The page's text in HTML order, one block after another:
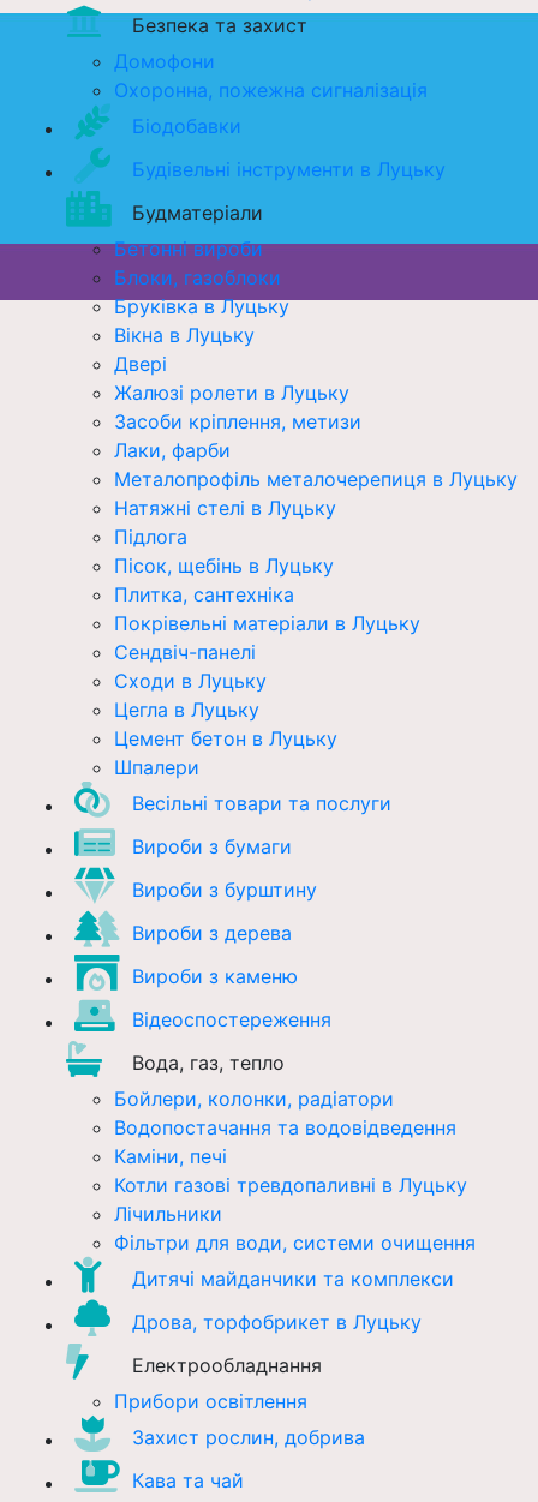
Безпека та захист
Домофони
Охоронна, пожежна сигналізація
Біодобавки
Будівельні інструменти в Луцьку
Будматеріали
Бетонні вироби
Блоки, газоблоки
Бруківка в Луцьку
Вікна в Луцьку
Двері
Жалюзі ролети в Луцьку
Засоби кріплення, метизи
Лаки, фарби
Металопрофіль металочерепиця в Луцьку
Натяжні стелі в Луцьку
Підлога
Пісок, щебінь в Луцьку
Плитка, сантехніка
Покрівельні матеріали в Луцьку
Сендвіч-панелі
Сходи в Луцьку
Цегла в Луцьку
Цемент бетон в Луцьку
Шпалери
Весільні товари та послуги
Вироби з бумаги
Вироби з бурштину
Вироби з дерева
Вироби з каменю
Відеоспостереження
Вода, газ, тепло
Бойлери, колонки, радіатори
Водопостачання та водовідведення
Каміни, печі
Котли газові тревдопаливні в Луцьку
Лічильники
Фільтри для води, системи очищення
Дитячі майданчики та комплекси
Дрова, торфобрикет в Луцьку
Електрообладнання
Прибори освітлення
Захист рослин, добрива
Кава та чай